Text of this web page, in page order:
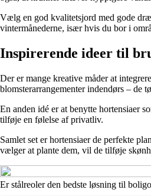
Vælg en god kvalitetsjord med gode
vintermånederne, især hvis du bor i
Inspirerende ideer til
Der er mange kreative måder at
blomsterarrangementer indendørs – de
En anden idé er at benytte hortensiaer
tilføje en følelse af privatliv.
Samlet set er hortensiaer de perfekte
vælger at plante dem, vil de tilføje
Er stålreoler den bedste løsning til